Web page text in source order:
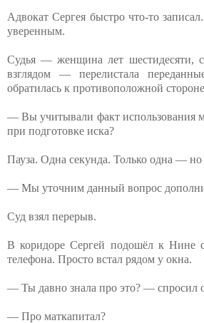
Адвокат Сергея быстро что-то
уверенным.
Судья — женщина лет шестидесяти,
взглядом — перелистала
обратилась к противоположной
— Вы учитывали факт использования
при подготовке иска?
Пауза. Одна секунда. Только одна — но
— Мы уточним данный вопрос
Суд взял перерыв.
В коридоре Сергей подошёл к Нине
телефона. Просто встал рядом у окна.
— Ты давно знала про это? — спросил
— Про маткапитал?